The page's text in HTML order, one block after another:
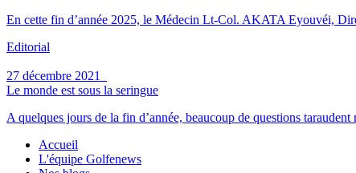
En cette fin d’année 2025, le Médecin Lt-Col. AKATA Eyouvéi,
Editorial
27 décembre 2021
Le monde est sous la seringue
A quelques jours de la fin d’année, beaucoup de questions
Accueil
L'équipe Golfenews